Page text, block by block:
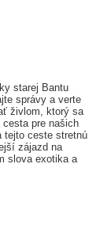
starej Bantu
správy a verte
živlom, ktorý sa
pre našich
tejto ceste stretnú
zájazd na
slova exotika a